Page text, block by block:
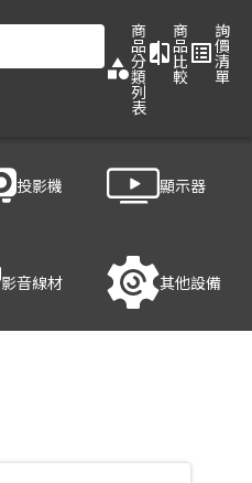
category
商
品
分
類
列
表
compare
商
品
比
較
list_alt
詢
價
清
單
投影機 顯示器
影音線材 其他設備